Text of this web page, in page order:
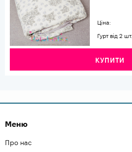
Ціна:
Гурт від 2 шт.
КУПИТИ
Меню
Про нас